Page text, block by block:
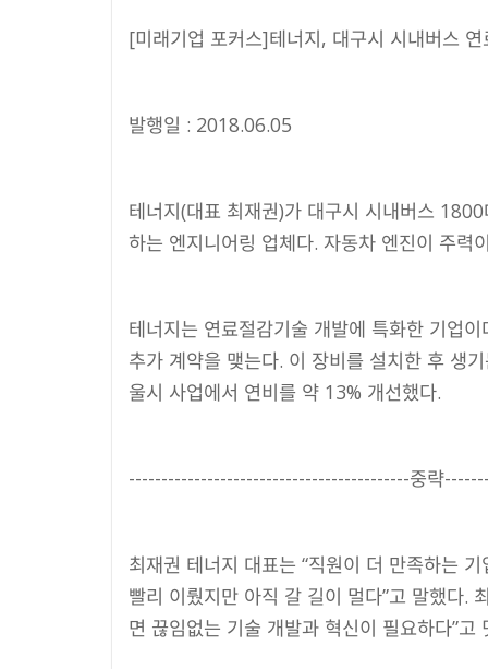
[미래기업 포커스]테너지, 대구시 시내버스
발행일 : 2018.06.05
테너지(대표 최재권)가 대구시 시내버스
하는 엔지니어링 업체다. 자동차 엔진이 주
테너지는 연료절감기술 개발에 특화한 기업
추가 계약을 맺는다. 이 장비를 설치한 후 생
울시 사업에서 연비를 약 13% 개선했다.
-------------------------------------------중략
최재권 테너지 대표는 “직원이 더 만족하는
빨리 이뤘지만 아직 갈 길이 멀다”고 말했다.
면 끊임없는 기술 개발과 혁신이 필요하다”고